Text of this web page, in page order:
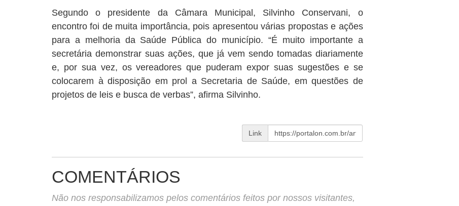
Segundo o presidente da Câmara Municipal, Silvinho Conservani, o
encontro foi de muita importância, pois apresentou várias propostas e ações
para a melhoria da Saúde Pública do município. “É muito importante a
secretária demonstrar suas ações, que já vem sendo tomadas diariamente
e, por sua vez, os vereadores que puderam expor suas sugestões e se
colocarem à disposição em prol a Secretaria de Saúde, em questões de
projetos de leis e busca de verbas”, afirma Silvinho.
Link
COMENTÁRIOS
Não nos responsabilizamos pelos comentários feitos por nossos visitantes,